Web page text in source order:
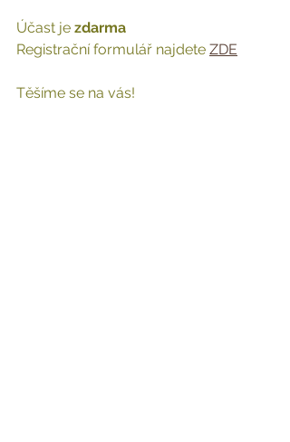
Účast je zdarma
Registrační formulář najdete ZDE
Těšíme se na vás!